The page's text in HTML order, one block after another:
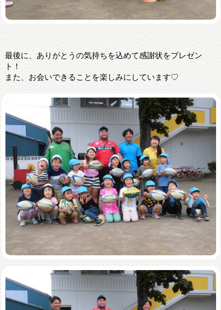
最後に、ありがとうの気持ちを込めて感謝状をプレゼン
ト！
また、お会いできることを楽しみにしています♡